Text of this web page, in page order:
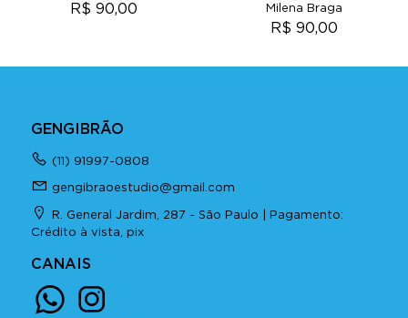
R$ 90,00 Milena Braga
R$ 90,00
GENGIBRÃO
(11) 91997-0808
gengibraoestudio@gmail.com
R. General Jardim, 287 - São Paulo | Pagamento:
Crédito à vista, pix
CANAIS